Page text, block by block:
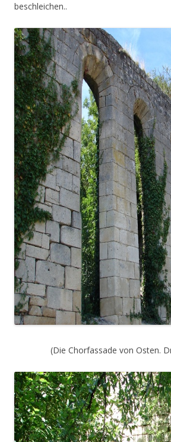
beschleichen..
(Die Chorfassade von Osten.